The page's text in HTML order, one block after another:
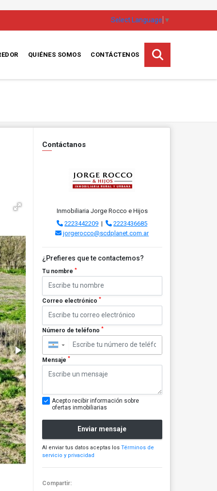
Select Language ▼
QUIÉNES SOMOS CONTÁCTENOS
Contáctanos
Inmobiliaria Jorge Rocco e Hijos
2223442209 |
2223436685
jorgerocco@scdplanet.com.ar
¿Prefieres que te contactemos?
Tu nombre *
Correo electrónico *
Número de teléfono *
▼
Mensaje *
Acepto recibir información sobre
ofertas inmobiliarias
Enviar mensaje
Al enviar tus datos aceptas los Términos de
servicio y privacidad
Compartir: